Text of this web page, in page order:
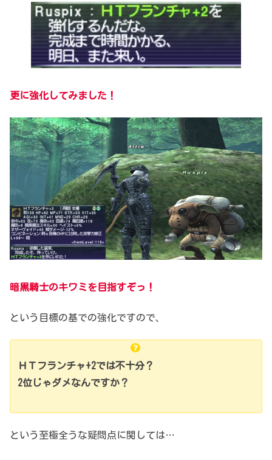
更に強化してみました！
暗黒騎士のキワミを目指すぞっ！
という目標の基での強化ですので、
ＨＴフランチャ+2では不十分？
2位じゃダメなんですか？
という至極全うな疑問点に関しては…